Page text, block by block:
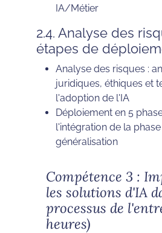
IA/Métier
2.4. Analyse des
étapes de
Analyse des risques :
juridiques, éthiques et
l'adoption de l'IA
Déploiement en 5
l'intégration de la
généralisation
Compétence 3 :
les solutions d'IA
processus de
heures)